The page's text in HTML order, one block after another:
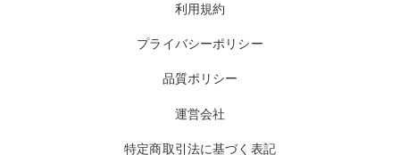
利用規約
プライバシーポリシー
品質ポリシー
運営会社
特定商取引法に基づく表記